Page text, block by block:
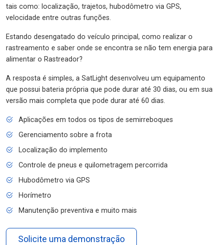
tais como: localização, trajetos, hubodômetro via GPS,
velocidade entre outras funções.
Estando desengatado do veículo principal, como realizar o
rastreamento e saber onde se encontra se não tem energia para
alimentar o Rastreador?
A resposta é simples, a SatLight desenvolveu um equipamento
que possui bateria própria que pode durar até 30 dias, ou em sua
versão mais completa que pode durar até 60 dias.
Aplicações em todos os tipos de semirreboques
Gerenciamento sobre a frota
Localização do implemento
Controle de pneus e quilometragem percorrida
Hubodômetro via GPS
Horímetro
Manutenção preventiva e muito mais
Solicite uma demonstração